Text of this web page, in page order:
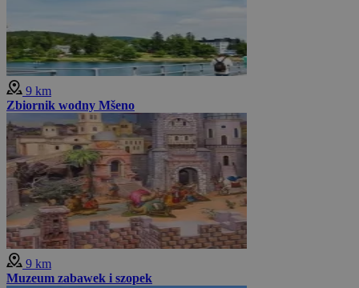
9 km
Zbiornik wodny Mšeno
9 km
Muzeum zabawek i szopek